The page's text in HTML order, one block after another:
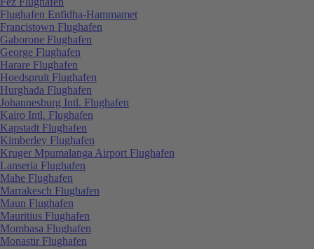
Flughafen Enfidha-Hammamet
Francistown Flughafen
Gaborone Flughafen
George Flughafen
Harare Flughafen
Hoedspruit Flughafen
Hurghada Flughafen
Johannesburg Intl. Flughafen
Kairo Intl. Flughafen
Kapstadt Flughafen
Kimberley Flughafen
Kruger Mpumalanga Airport Flughafen
Lanseria Flughafen
Mahe Flughafen
Marrakesch Flughafen
Maun Flughafen
Mauritius Flughafen
Mombasa Flughafen
Monastir Flughafen